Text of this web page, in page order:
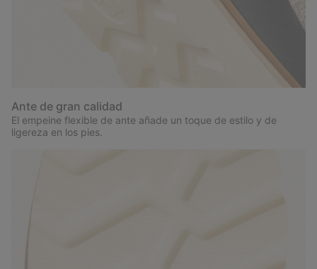
Ante de gran calidad
El empeine flexible de ante añade un toque de estilo y de
ligereza en los pies.